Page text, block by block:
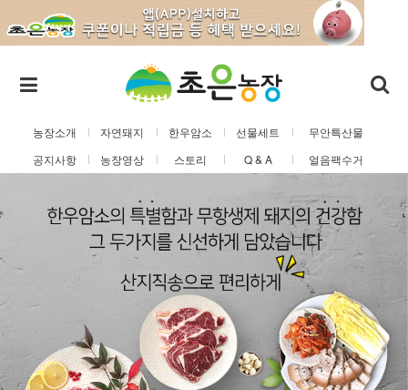
농장소개 자연돼지 한우암소 선물세트
무안특산물
공지사항
농장영상 스토리 Q & A 얼음팩수거